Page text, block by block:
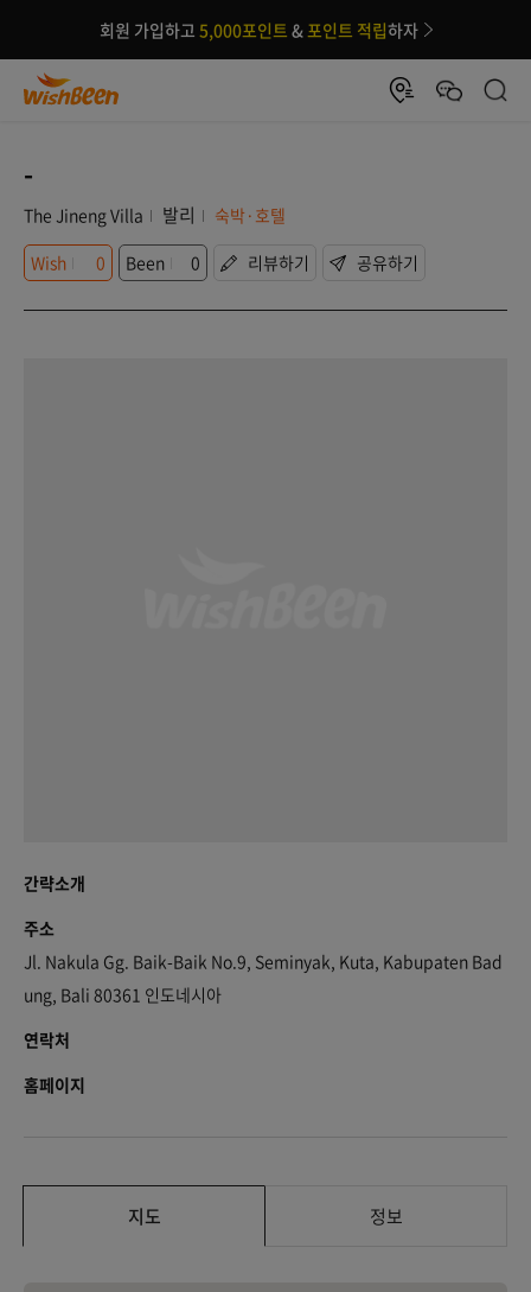
회원 가입하고 5,000포인트 &포인트 적립하자
-
The Jineng Villa 발리
숙박·호텔
Wish
0 Been 0 리뷰하기 공유하기
간략소개
주소
Jl. Nakula Gg. Baik-Baik No.9, Seminyak, Kuta, Kabupaten Bad
ung, Bali 80361 인도네시아
연락처
홈페이지
지도 정보